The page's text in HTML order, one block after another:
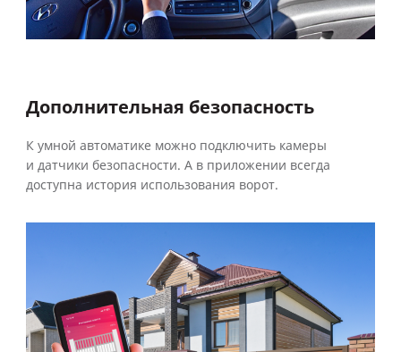
Дополнительная безопасность
К умной автоматике можно подключить камеры
и датчики безопасности. А в приложении всегда
доступна история использования ворот.